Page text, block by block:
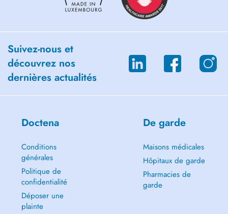
Suivez-nous et
découvrez nos
dernières actualités
Doctena
Conditions
générales
Politique de
confidentialité
Déposer une
plainte
De garde
Maisons médicales
Hôpitaux de garde
Pharmacies de
garde